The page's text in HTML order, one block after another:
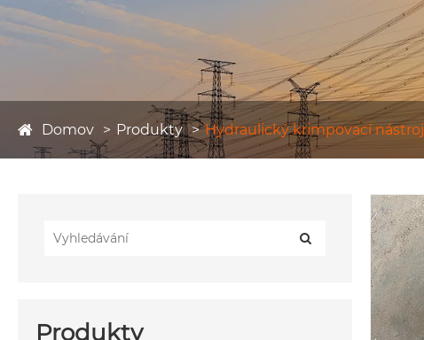
Domov Produkty Hydraulický krimpovací nástroj
Produkty